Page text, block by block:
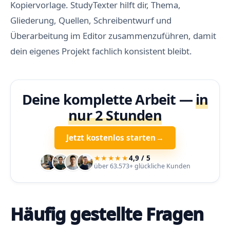
Kopiervorlage. StudyTexter hilft dir, Thema,
Gliederung, Quellen, Schreibentwurf und
Überarbeitung im Editor zusammenzuführen, damit
dein eigenes Projekt fachlich konsistent bleibt.
Deine komplette Arbeit —in
nur 2 Stunden
Jetzt kostenlos starten →
★★★★★4,9 / 5
über 63.573+ glückliche Kunden
Häufig gestellte Fragen